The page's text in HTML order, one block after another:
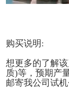
购买说明:
想更多的了解
质)等，预期产
邮寄我公司试